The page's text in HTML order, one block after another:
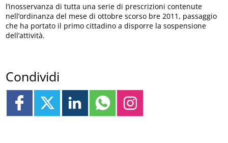
l’inosservanza di tutta una serie di prescrizioni contenute
nell’ordinanza del mese di ottobre scorso bre 2011, passaggio
che ha portato il primo cittadino a disporre la sospensione
dell’attività.
Condividi